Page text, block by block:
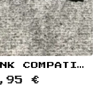
CABLE LINK COMPATIBLE NINTENDO GAME BOY POCKET+COLOR
€